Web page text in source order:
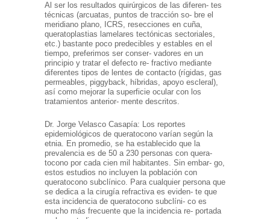
Al ser los resultados quirúrgicos de las diferen- tes
técnicas (arcuatas, puntos de tracción so- bre el
meridiano plano, ICRS, resecciones en cuña,
queratoplastias lamelares tectónicas sectoriales,
etc.) bastante poco predecibles y estables en el
tiempo, preferimos ser conser- vadores en un
principio y tratar el defecto re- fractivo mediante
diferentes tipos de lentes de contacto (rígidas, gas
permeables, piggyback, híbridas, apoyo escleral),
así como mejorar la superficie ocular con los
tratamientos anterior- mente descritos.
Dr. Jorge Velasco Casapía: Los reportes
epidemiológicos de queratocono varían según la
etnia. En promedio, se ha establecido que la
prevalencia es de 50 a 230 personas con quera-
tocono por cada cien mil habitantes. Sin embar- go,
estos estudios no incluyen la población con
queratocono subclínico. Para cualquier persona que
se dedica a la cirugía refractiva es eviden- te que
esta incidencia de queratocono subclíni- co es
mucho más frecuente que la incidencia re- portada